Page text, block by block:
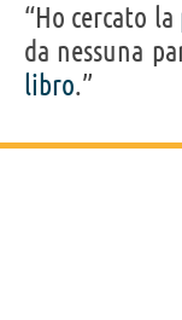
“Ho cercato la
da nessuna
libro.”